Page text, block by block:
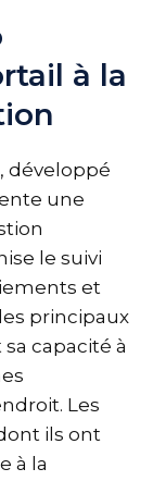
à la
développé
une
le suivi
et
principaux
capacité à
Les
ils ont
à la